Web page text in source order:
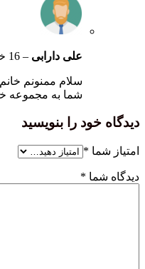
علی دارابی– 16 خرداد 1401
سلام ممنونم خانم اشتری
شما به مجموعه
را بنویسید
*
*